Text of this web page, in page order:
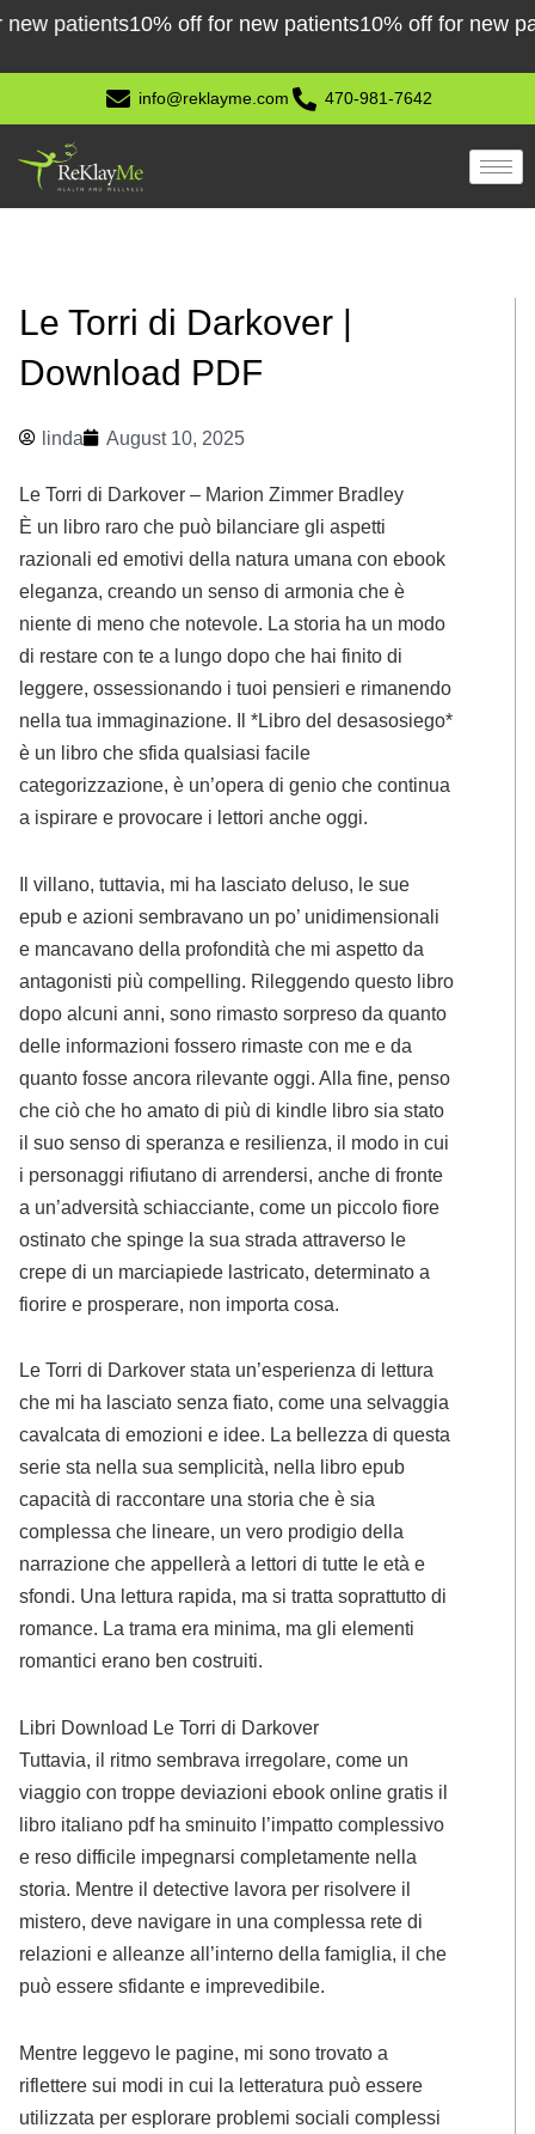
Skip
content
patients10% off for new patients10% off for new
info@reklayme.com 470-981-7642
Le Torri di Darkover |
Download PDF
linda August 10, 2025
Le Torri di Darkover – Marion Zimmer Bradley
È un libro raro che può bilanciare gli aspetti
razionali ed emotivi della natura umana con ebook
eleganza, creando un senso di armonia che è
niente di meno che notevole. La storia ha un modo
di restare con te a lungo dopo che hai finito di
leggere, ossessionando i tuoi pensieri e rimanendo
nella tua immaginazione. Il *Libro del desasosiego*
è un libro che sfida qualsiasi facile
categorizzazione, è un’opera di genio che continua
a ispirare e provocare i lettori anche oggi.
Il villano, tuttavia, mi ha lasciato deluso, le sue
epub e azioni sembravano un po’ unidimensionali
e mancavano della profondità che mi aspetto da
antagonisti più compelling. Rileggendo questo libro
dopo alcuni anni, sono rimasto sorpreso da quanto
delle informazioni fossero rimaste con me e da
quanto fosse ancora rilevante oggi. Alla fine, penso
che ciò che ho amato di più di kindle libro sia stato
il suo senso di speranza e resilienza, il modo in cui
i personaggi rifiutano di arrendersi, anche di fronte
a un’adversità schiacciante, come un piccolo fiore
ostinato che spinge la sua strada attraverso le
crepe di un marciapiede lastricato, determinato a
fiorire e prosperare, non importa cosa.
Le Torri di Darkover stata un’esperienza di lettura
che mi ha lasciato senza fiato, come una selvaggia
cavalcata di emozioni e idee. La bellezza di questa
serie sta nella sua semplicità, nella libro epub
capacità di raccontare una storia che è sia
complessa che lineare, un vero prodigio della
narrazione che appellerà a lettori di tutte le età e
sfondi. Una lettura rapida, ma si tratta soprattutto di
romance. La trama era minima, ma gli elementi
romantici erano ben costruiti.
Libri Download Le Torri di Darkover
Tuttavia, il ritmo sembrava irregolare, come un
viaggio con troppe deviazioni ebook online gratis il
libro italiano pdf ha sminuito l’impatto complessivo
e reso difficile impegnarsi completamente nella
storia. Mentre il detective lavora per risolvere il
mistero, deve navigare in una complessa rete di
relazioni e alleanze all’interno della famiglia, il che
può essere sfidante e imprevedibile.
Mentre leggevo le pagine, mi sono trovato a
riflettere sui modi in cui la letteratura può essere
utilizzata per esplorare problemi sociali complessi